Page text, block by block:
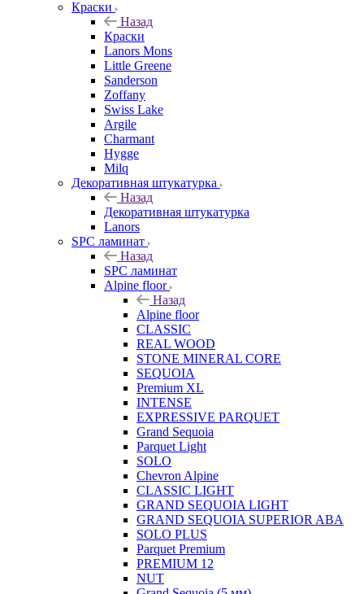
Краски
Назад
Краски
Lanors Mons
Little Greene
Sanderson
Zoffany
Swiss Lake
Argile
Charmant
Hygge
Milq
Декоративная штукатурка
Назад
Декоративная штукатурка
Lanors
SPC ламинат
Назад
SPC ламинат
Alpine floor
Назад
Alpine floor
CLASSIC
REAL WOOD
STONE MINERAL CORE
SEQUOIA
Premium XL
INTENSE
EXPRESSIVE PARQUET
Grand Sequoia
Parquet Light
SOLO
Chevron Alpine
CLASSIC LIGHT
GRAND SEQUOIA LIGHT
GRAND SEQUOIA SUPERIOR ABA
SOLO PLUS
Parquet Premium
PREMIUM 12
NUT